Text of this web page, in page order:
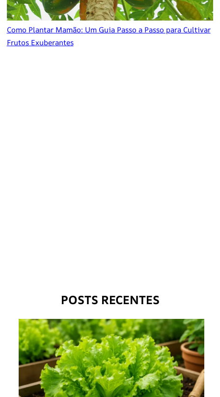
Como Plantar Mamão: Um Guia Passo a Passo para Cultivar
Frutos Exuberantes
POSTS RECENTES